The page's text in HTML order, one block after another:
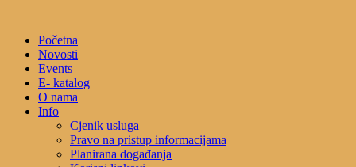
Početna
Novosti
Events
E- katalog
O nama
Info
Cjenik usluga
Pravo na pristup informacijama
Planirana događanja